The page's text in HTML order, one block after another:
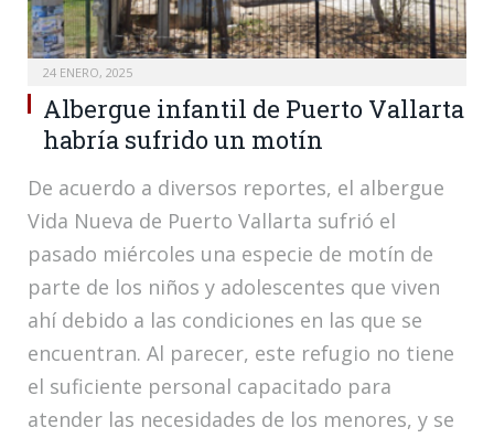
24 ENERO, 2025
Albergue infantil de Puerto Vallarta
habría sufrido un motín
De acuerdo a diversos reportes, el albergue
Vida Nueva de Puerto Vallarta sufrió el
pasado miércoles una especie de motín de
parte de los niños y adolescentes que viven
ahí debido a las condiciones en las que se
encuentran. Al parecer, este refugio no tiene
el suficiente personal capacitado para
atender las necesidades de los menores, y se